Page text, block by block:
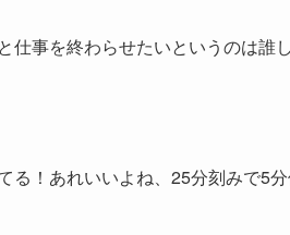
事を終わらせたいというのは誰
！あれいいよね、25分刻みで5